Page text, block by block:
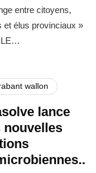
entre citoyens,
et élus provinciaux »
LE…
wallon
lance
nouvelles